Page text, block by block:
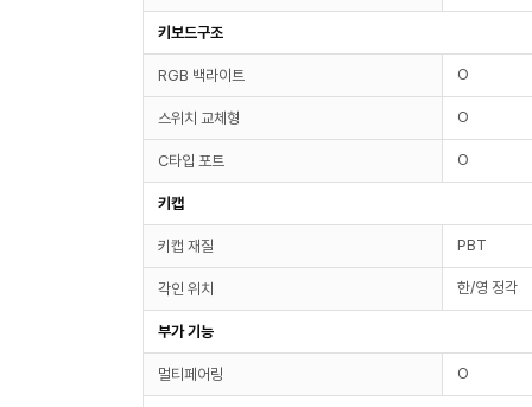
키보드구조
RGB 백라이트 O
스위치 교체형 O
C타입 포트 O
키캡
키캡 재질 PBT
각인 위치 한/영 정각
부가 기능
멀티페어링 O